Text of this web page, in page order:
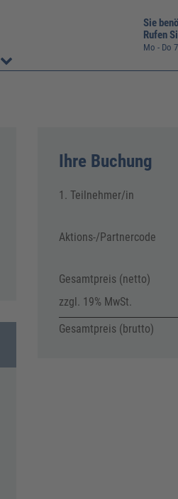
Sie
Rufen
Mo - Do
Ihre Buchung
1. Teilnehmer/in
Aktions-/Partnercode
Gesamtpreis (netto)
zzgl. 19% MwSt.
Gesamtpreis (brutto)